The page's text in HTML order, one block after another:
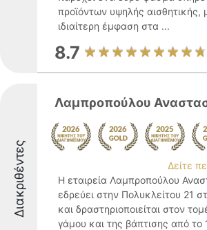
προϊόντων υψηλής αισθητικής,
ιδιαίτερη έμφαση στα ...
8.7
Διακριθέντες
Λαμπροπούλου
Δείτε
Η εταιρεία Λαμπροπούλου
εδρεύει στην Πολυκλείτου 21
και δραστηριοποιείται στον
γάμου και της βάπτισης από το